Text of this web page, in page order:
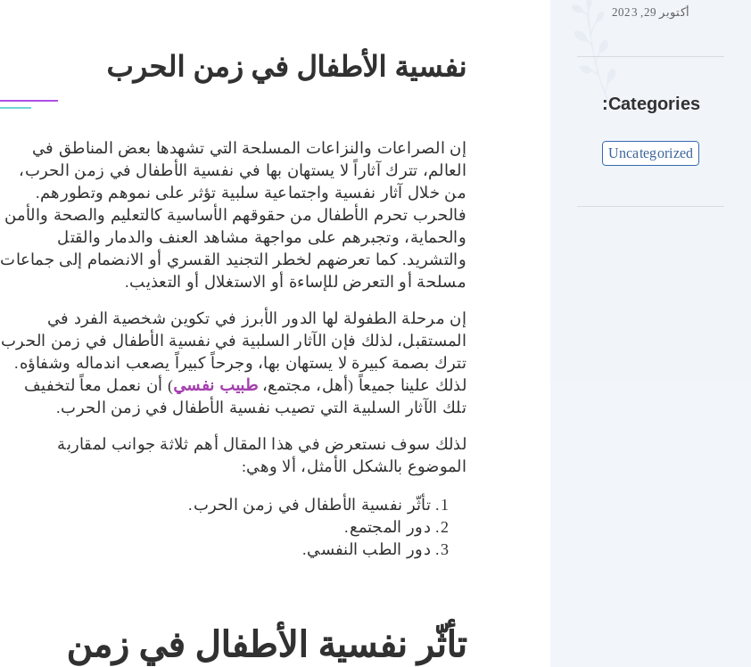
أكتوبر 29, 2023
Categories:
Uncategorized
نفسية الأطفال في زمن الحرب
إن الصراعات والنزاعات المسلحة التي تشهدها بعض المناطق في
العالم، تترك آثاراً لا يستهان بها في نفسية الأطفال في زمن الحرب،
من خلال آثار نفسية واجتماعية سلبية تؤثر على نموهم وتطورهم.
فالحرب تحرم الأطفال من حقوقهم الأساسية كالتعليم والصحة والأمن
والحماية، وتجبرهم على مواجهة مشاهد العنف والدمار والقتل
والتشريد. كما تعرضهم لخطر التجنيد القسري أو الانضمام إلى جماعات
مسلحة أو التعرض للإساءة أو الاستغلال أو التعذيب.
إن مرحلة الطفولة لها الدور الأبرز في تكوين شخصية الفرد في
المستقبل، لذلك فإن الآثار السلبية في نفسية الأطفال في زمن الحرب
تترك بصمة كبيرة لا يستهان بها، وجرحاً كبيراً يصعب اندماله وشفاؤه.
لذلك علينا جميعاً (أهل، مجتمع،طبيب نفسي) أن نعمل معاً لتخفيف
تلك الآثار السلبية التي تصيب نفسية الأطفال في زمن الحرب.
لذلك سوف نستعرض في هذا المقال أهم ثلاثة جوانب لمقاربة
الموضوع بالشكل الأمثل، ألا وهي:
تأثّر نفسية الأطفال في زمن الحرب.
دور المجتمع.
دور الطب النفسي.
تأثّر نفسية الأطفال في زمن